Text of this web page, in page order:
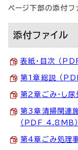
ページ下部の添付フ
添付ファイル
表紙・目次 （
第1章総説 （
第2章ごみ・し
第3章清掃関連
（PDF 4.8MB）
第4章ごみ処理